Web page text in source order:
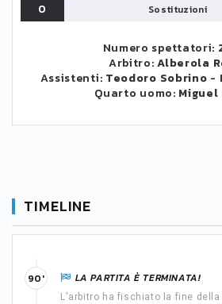
0
Sostituzioni
Numero spettatori:
Arbitro:Alberola
Assistenti: Teodoro Sobrino -
Quarto uomo: Miguel
TIMELINE
LA PARTITA È TERMINATA!
L'arbitro ha fischiato la fine della
90'